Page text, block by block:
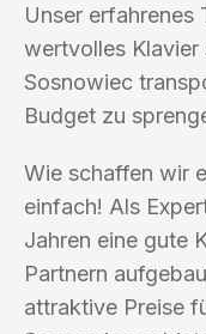
Unser erfahrenes
wertvolles Klavier
Sosnowiec
Budget zu
Wie schaffen wir
einfach! Als
Jahren eine gute
Partnern
attraktive Preise